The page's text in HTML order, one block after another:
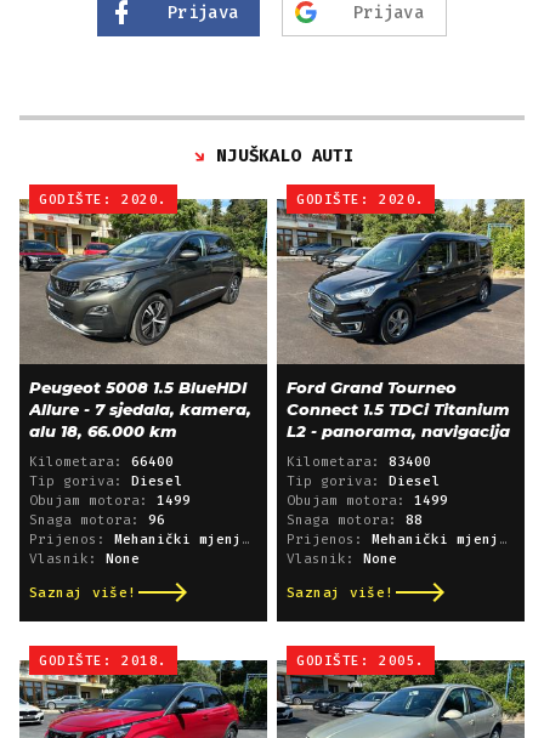
Prijava Prijava
NJUŠKALO AUTI
GODIŠTE: 2020.
Peugeot 5008 1.5 BlueHDI
Allure - 7 sjedala, kamera,
alu 18, 66.000 km
Kilometara: 66400
Tip goriva:
Diesel
Obujam motora: 1499
Snaga motora: 96
Prijenos:
Mehanički mjenjač
Vlasnik:
None
Saznaj više!
GODIŠTE: 2020.
Ford Grand Tourneo
Connect 1.5 TDCi Titanium
L2 - panorama, navigacija
Kilometara: 83400
Tip goriva:
Diesel
Obujam motora: 1499
Snaga motora: 88
Prijenos:
Mehanički mjenjač
Vlasnik:
None
Saznaj više!
GODIŠTE: 2018. GODIŠTE: 2005.